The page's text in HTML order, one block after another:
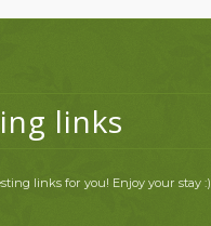
links
links for you! Enjoy your stay :)